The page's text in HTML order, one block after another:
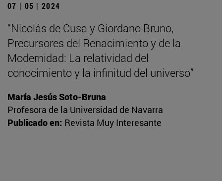
07 | 05 | 2024
“Nicolás de Cusa y Giordano Bruno,
Precursores del Renacimiento y de la
Modernidad: La relatividad del
conocimiento y la infinitud del universo”
María Jesús Soto-Bruna
Profesora de la Universidad de Navarra
Publicado en: Revista Muy Interesante